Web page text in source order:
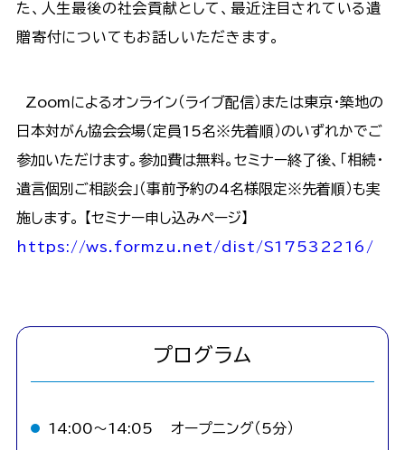
た、人生最後の社会貢献として、最近注目されている遺
贈寄付についてもお話しいただきます。
Zoomによるオンライン（ライブ配信）または東京・築地の
日本対がん協会会場（定員15名※先着順）のいずれかでご
参加いただけます。参加費は無料。セミナー終了後、「相続・
遺言個別ご相談会」（事前予約の4名様限定※先着順）も実
施します。 【セミナー申し込みページ】
https://ws.formzu.net/dist/S17532216/
プログラム
14:00〜14:05 オープニング（5分）